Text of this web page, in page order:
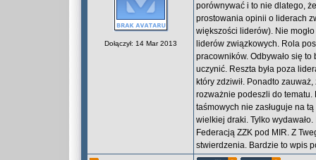
Dołączył: 14 Mar 2013
porównywać i to nie dlatego,
prostowania opinii o liderach
większości liderów). Nie
liderów związkowych. Rola
pracowników. Odbywało się
uczynić. Reszta była poza
który zdziwił. Ponadto
rozważnie podeszli do tematu.
taśmowych nie zasługuje na
wielkiej draki. Tylko
Federacją ZZK pod MIR. Z
stwierdzenia. Bardzie to wpis